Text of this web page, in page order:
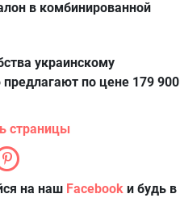
в комбинированной
украинскому
по цене 179 900
страницы
на наш Facebook и будь в